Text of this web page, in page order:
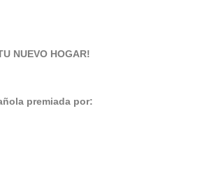
NUEVO HOGAR!
premiada por: